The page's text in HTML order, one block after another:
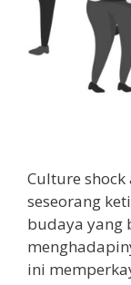
Culture
seseorang
budaya yang
ini